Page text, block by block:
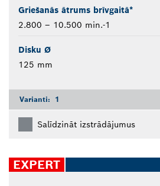
Griešanās ātrums brīvgaitā*
2.800 – 10.500 min.-1
Disku Ø
125 mm
Varianti: 1
Salīdzināt izstrādājumus
EXPERT